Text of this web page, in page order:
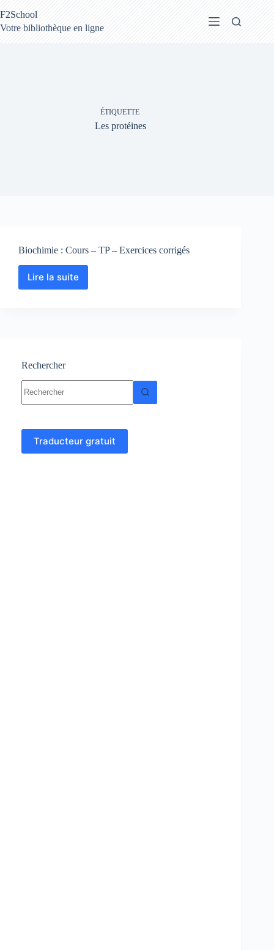
au
contenu
F2School
Votre bibliothèque en ligne
ÉTIQUETTE
Les protéines
Biochimie : Cours – TP – Exercices corrigés
Lire la suite
Biochimie
corrigés
Rechercher
résultat
Traducteur gratuit